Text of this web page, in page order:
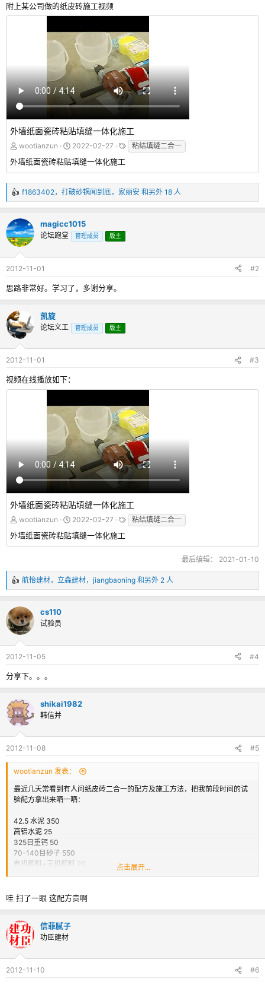
附上某公司做的纸皮砖施工视频
外墙纸面瓷砖粘贴填缝一体化施工
wootianzun 2022-02-27 粘结填缝二合一
外墙纸面瓷砖粘贴填缝一体化施工
反
馈
：
f1863402， 打破砂锅闻到底， 家丽安 和另外 18 人
magicc1015
论坛跑堂 管理成员 版主
2012-11-01 #2
思路非常好。学习了，多谢分享。
凯旋
论坛义工 管理成员 版主
2012-11-01 #3
视频在线播放如下：
外墙纸面瓷砖粘贴填缝一体化施工
wootianzun 2022-02-27 粘结填缝二合一
外墙纸面瓷砖粘贴填缝一体化施工
最后编辑： 2021-01-10
反
馈
：
航怡建材， 立森建材， jiangbaoning 和另外 2 人
cs110
试验员
2012-11-05 #4
分享下。。。
shikai1982
韩信并
2012-11-08 #5
wootianzun 发表：
最近几天常看到有人问纸皮砖二合一的配方及施工方法，把我前段时间的试
验配方拿出来晒一晒：
42.5 水泥 350
高铝水泥 25
325目重钙 50
70-140目砂子 550
有机颜料+无机颜料 20
减水剂 1.5
如需提高抗泛碱，可考虑添加适量抗泛碱剂（论坛里有人卖，或找阿克苏
吧）
只是个人实验配方，做的有一点复杂，感兴趣的自己动手试试
点击展开...
哇 扫了一眼 这配方贵啊
信菲腻子
功臣建材
2012-11-10 #6